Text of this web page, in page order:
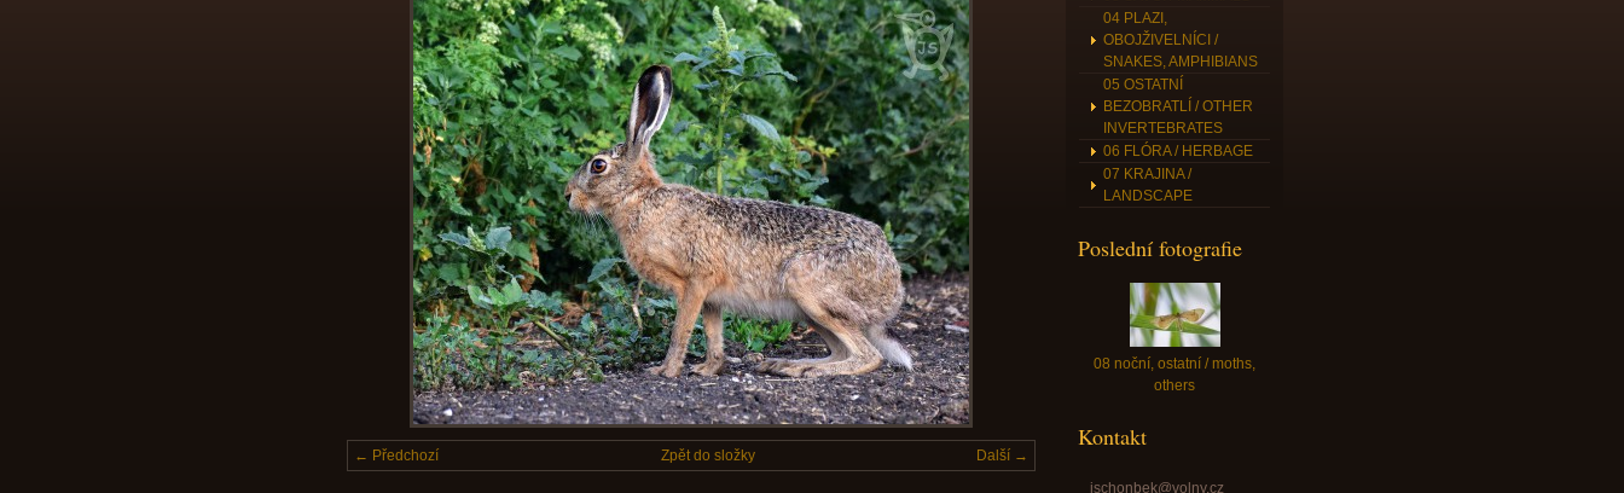
← Předchozí Další →
Zpět do složky
04 PLAZI,
OBOJŽIVELNÍCI /
SNAKES, AMPHIBIANS
05 OSTATNÍ
BEZOBRATLÍ / OTHER
INVERTEBRATES
06 FLÓRA / HERBAGE
07 KRAJINA /
LANDSCAPE
Poslední fotografie
08 noční, ostatní / moths,
others
Kontakt
jschonbek@volny.cz